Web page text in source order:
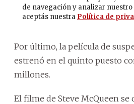
Por último, la película de
estrenó en el quinto puesto
millones.
El filme de Steve McQueen se